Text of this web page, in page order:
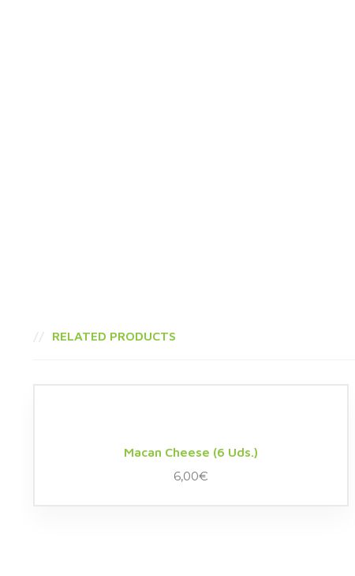
RELATED PRODUCTS
Macan Cheese (6 Uds.)
6,00€